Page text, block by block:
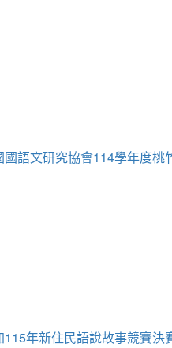
語文研究協會114學年度
年新住民語說故事競賽決